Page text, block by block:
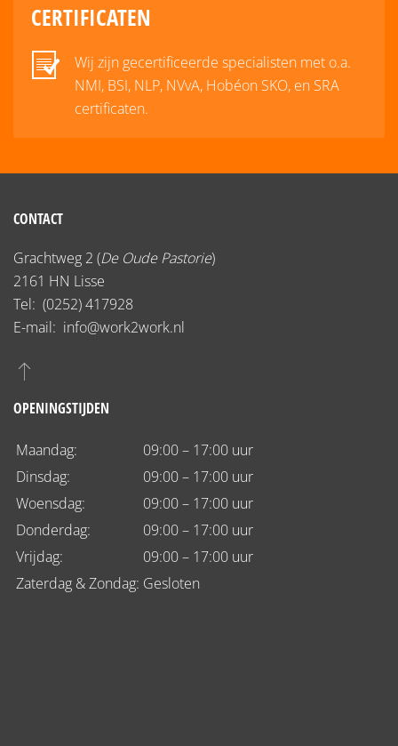
CERTIFICATEN
Wij zijn gecertificeerde specialisten met o.a.
NMI, BSI, NLP, NVvA, Hobéon SKO, en SRA
certificaten.
CONTACT
Grachtweg 2 (De Oude Pastorie)
2161 HN Lisse
Tel: (0252) 417928
E-mail: info@work2work.nl
OPENINGSTIJDEN
Maandag:
09:00 – 17:00 uur
Dinsdag:
09:00 – 17:00 uur
Woensdag:
09:00 – 17:00 uur
Donderdag:
09:00 – 17:00 uur
Vrijdag:
09:00 – 17:00 uur
Zaterdag & Zondag: Gesloten